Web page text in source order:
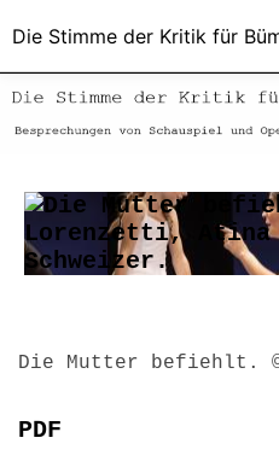
Die Mutter befiehlt.
PDF
Die Stimme der Kritik für